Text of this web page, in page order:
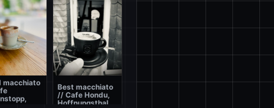
macchiato
Best macchiato
// Cafe Hondu,
Hoffnungsthal